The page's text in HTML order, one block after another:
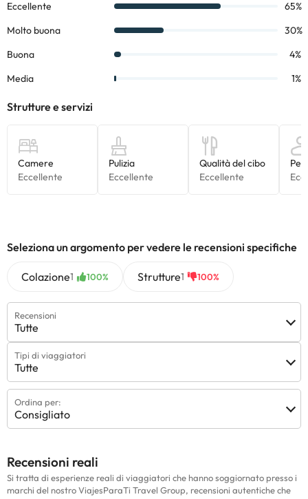
Seleziona un argomento per vedere le recensioni specifiche
Colazione1 100% Strutture1 100%
Recensioni
Tutte
Tipi di viaggiatori
Tutte
Ordina per:
Consigliato
Recensioni reali
Si tratta di esperienze reali di viaggiatori che hanno soggiornato presso i
marchi del nostro ViajesParaTi Travel Group, recensioni autentiche che